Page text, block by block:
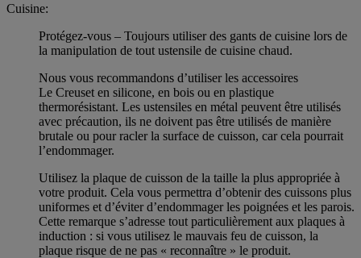
Cuisine:
Protégez-vous – Toujours utiliser des gants de cuisine lors de
la manipulation de tout ustensile de cuisine chaud.
Nous vous recommandons d’utiliser les accessoires
Le Creuset en silicone, en bois ou en plastique
thermorésistant. Les ustensiles en métal peuvent être utilisés
avec précaution, ils ne doivent pas être utilisés de manière
brutale ou pour racler la surface de cuisson, car cela pourrait
l’endommager.
Utilisez la plaque de cuisson de la taille la plus appropriée à
votre produit. Cela vous permettra d’obtenir des cuissons plus
uniformes et d’éviter d’endommager les poignées et les parois.
Cette remarque s’adresse tout particulièrement aux plaques à
induction : si vous utilisez le mauvais feu de cuisson, la
plaque risque de ne pas « reconnaître » le produit.